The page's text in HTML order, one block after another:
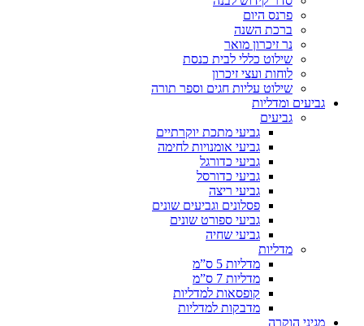
פרנס היום
ברכת השנה
נר זיכרון מואר
שילוט כללי לבית כנסת
לוחות ועצי זיכרון
שילוט עליות חגים וספר תורה
גביעים ומדליות
גביעים
גביעי מתכת יוקרתיים
גביעי אומנויות לחימה
גביעי כדורגל
גביעי כדורסל
גביעי ריצה
פסלונים וגביעים שונים
גביעי ספורט שונים
גביעי שחיה
מדליות
מדליות 5 ס”מ
מדליות 7 ס”מ
קופסאות למדליות
מדבקות למדליות
מגיני הוקרה